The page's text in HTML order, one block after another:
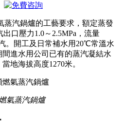
蒸汽鍋爐的工藝要求，額定蒸發
出口壓力1.0～2.5MPa，流量
。開工及日常補水用20℃常溫水
進水用公司已有的蒸汽凝結水
地海拔高度1270米。
氣蒸汽鍋爐